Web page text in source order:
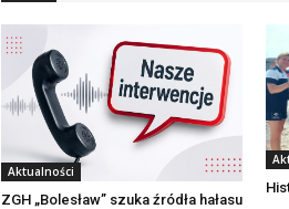
Aktualności
ZGH „Bolesław” szuka źródła hałasu